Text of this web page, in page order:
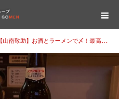
【山南敬助】お酒とラーメンで〆！最高の夜を彩る一杯